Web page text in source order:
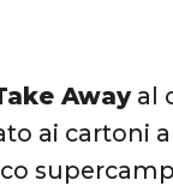
Awayal
ai cartoni